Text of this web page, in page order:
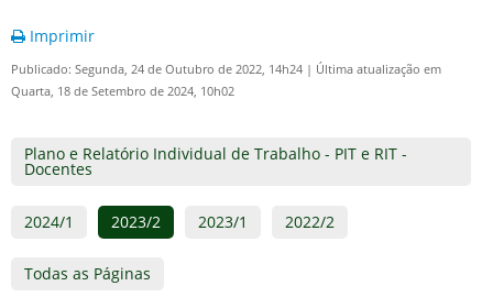
Imprimir
Publicado: Segunda, 24 de Outubro de 2022, 14h24 | Última atualização em
Quarta, 18 de Setembro de 2024, 10h02
Plano e Relatório Individual de Trabalho - PIT e RIT -
Docentes
2024/1 2023/2 2023/1 2022/2
Todas as Páginas